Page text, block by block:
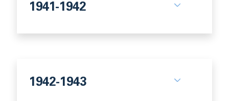
1941-1942
1942-1943